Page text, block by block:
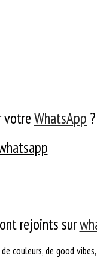
votreWhatsApp ?
rejoints sur
couleurs, de good vibes,